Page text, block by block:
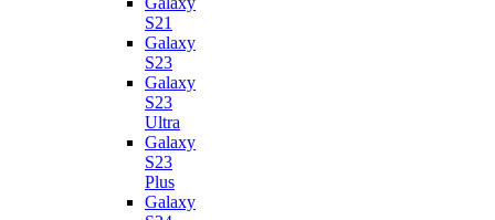
S21
Galaxy
S23
Galaxy
S23
Ultra
Galaxy
S23
Plus
Galaxy